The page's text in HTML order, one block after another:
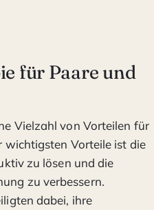
für Paare und
Vielzahl von Vorteilen für
wichtigsten Vorteile ist die
zu lösen und die
zu verbessern.
dabei, ihre